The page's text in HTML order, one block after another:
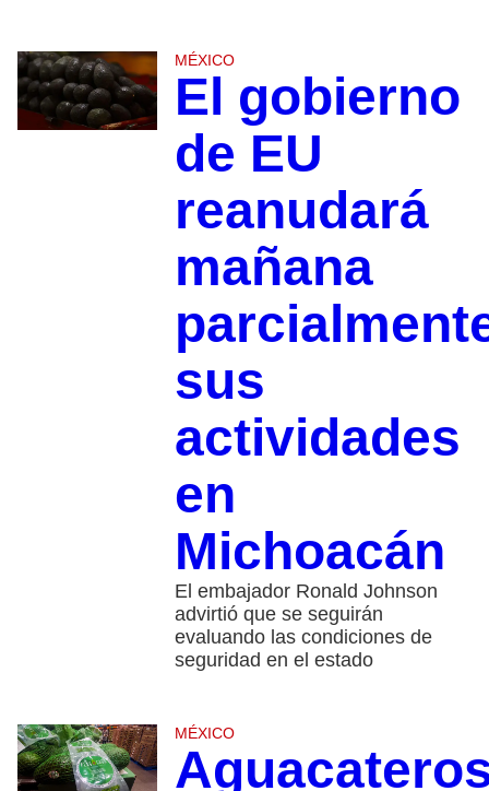
MÉXICO
El gobierno
de EU
reanudará
mañana
sus
actividades
en
Michoacán
El embajador Ronald Johnson
advirtió que se seguirán
evaluando las condiciones de
seguridad en el estado
MÉXICO